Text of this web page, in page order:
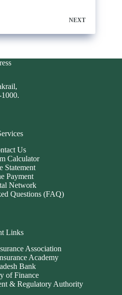
NEXT
Us
Calculator
Statement
Payment
Network
Questions (FAQ)
Links
Association
Academy
Bank
of Finance
& Regulatory Authority